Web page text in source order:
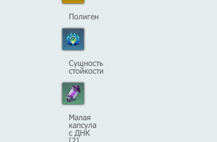
Полиген
Сущность
стойкости
Малая
капсула
с ДНК